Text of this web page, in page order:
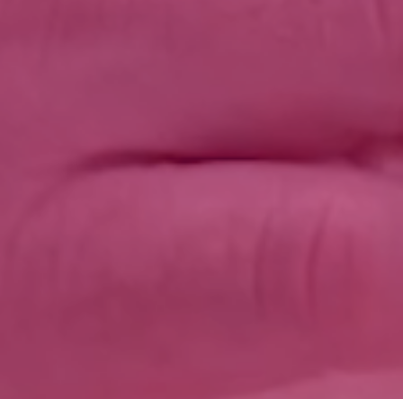
Jetzt registrieren